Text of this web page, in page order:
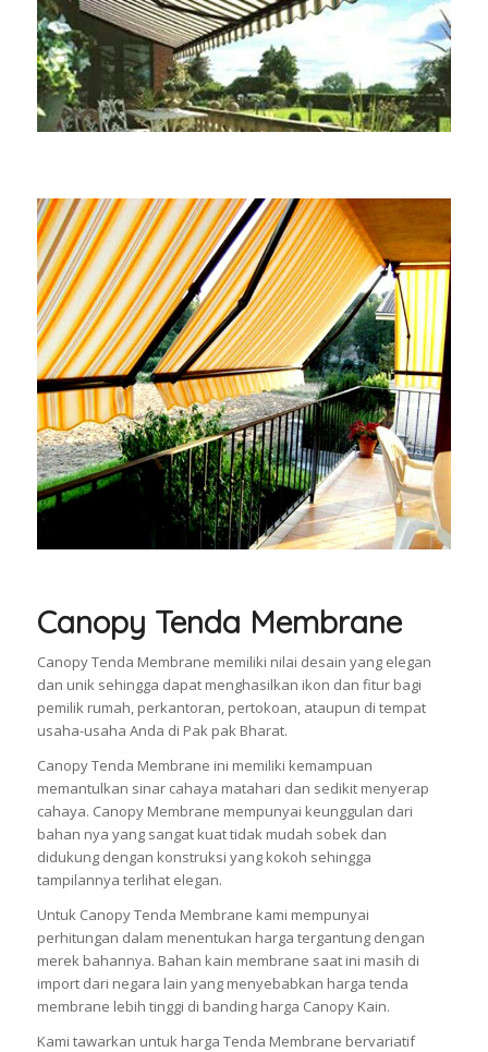
Canopy Tenda Membrane
Canopy Tenda Membrane memiliki nilai desain yang elegan
dan unik sehingga dapat menghasilkan ikon dan fitur bagi
pemilik rumah, perkantoran, pertokoan, ataupun di tempat
usaha-usaha Anda di Pak pak Bharat.
Canopy Tenda Membrane ini memiliki kemampuan
memantulkan sinar cahaya matahari dan sedikit menyerap
cahaya. Canopy Membrane mempunyai keunggulan dari
bahan nya yang sangat kuat tidak mudah sobek dan
didukung dengan konstruksi yang kokoh sehingga
tampilannya terlihat elegan.
Untuk Canopy Tenda Membrane kami mempunyai
perhitungan dalam menentukan harga tergantung dengan
merek bahannya. Bahan kain membrane saat ini masih di
import dari negara lain yang menyebabkan harga tenda
membrane lebih tinggi di banding harga Canopy Kain.
Kami tawarkan untuk harga Tenda Membrane bervariatif